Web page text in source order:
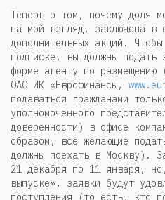
Теперь о том, почему доля
на мой взгляд, заключена в
дополнительных акций.
подписке, вы должны подать
форме агенту по
ОАО ИК «Еврофинансы,
подаваться гражданами
уполномоченного
доверенности) в офисе
образом, все желающие
должны поехать в Москву).
21 декабря по 11 января,
выпуске», заявки будут
поступления (то есть, кто